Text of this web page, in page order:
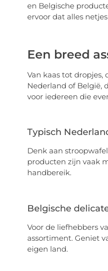
en Belgische
ervoor dat alles
Een breed
Van kaas tot dropjes,
Nederland of België,
voor iedereen die
Typisch
Denk aan
producten zijn vaak
handbereik.
Belgische
Voor de liefhebbers
assortiment. Geniet
eigen land.